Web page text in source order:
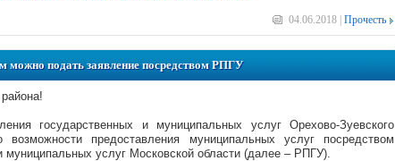
04.06.2018 | Прочесть
можно подать заявление посредством РПГУ
государственных и муниципальных услуг Орехово-Зуевского
предоставления муниципальных услуг посредством
муниципальных услуг Московской области (далее – РПГУ).